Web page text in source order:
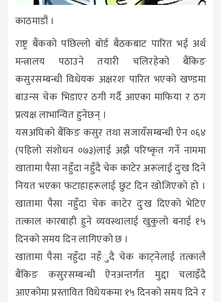
काठमाडौं ।
राष्ट्र बैंकको पछिल्लो बोर्ड बैठकबाट पारित भई अर्थ
मन्त्रालय पठाउने तयारी चलिरहेको बैंकिङ
कसुरसम्बन्धी विधेयक अक्षरशः पारित भएको खण्डमा
बाउन्स चेक भिडाएर ठगी गर्दै आएका माफिया र ठग
प्रत्यक्ष लाभान्वित हुनेछन् ।
यसअघिको बैंकिङ कसुर तथा सजायँसम्बन्धी ऐन ०६४
(पहिलो संशोधन ०७३)लाई अझै परिष्कृत गर्ने नाममा
खातामा पैसा नहुँदा नहुँदै चेक काटेर अरूलाई दुःख दिने
नियत भएका फटाहाहरूलाई छुट दिन खोजिएको हो ।
खातामा पैसा नहुँदा चेक काटेर दुःख दिएको भेटिए
तत्काल कारबाही हुने व्यवस्थालाई खुकुलो बनाई १५
दिनको समय दिन लागिएको छ ।
खातामा पैसा नहुँदा नहँुदै चेक काट्नेलाई तत्कालै
बैंकिङ कसुरसम्बन्धी ऐनअन्तर्गत मुद्दा चलाइँदै
आएकोमा प्रस्तावित विधेयकमा १५ दिनको समय दिने र